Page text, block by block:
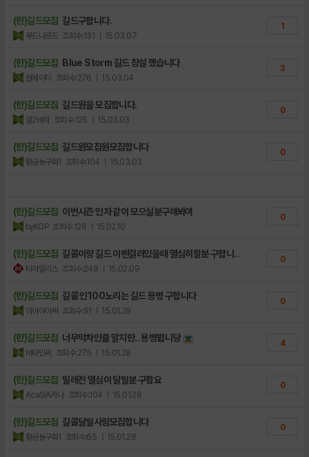
(한)길드모집 길드구합니다.
루드나르드 조회수:131 | 15.03.07
1
(한)길드모집 Blue Storm 길드 창설 했습니다
원에이티 조회수:276 | 15.03.04
3
(한)길드모집 길드원을 모집합니다.
갤2바하 조회수:125 | 15.03.03
0
(한)길드모집 길드원모집원모집합니다
황금농구화1 조회수:104 | 15.03.03
0
(한)길드모집 이번시즌 인자 같이 모으실분구해봐여
byKOP 조회수:128 | 15.02.10
0
(한)길드모집 길콜이랑 길드 이벤걸려있을때 열심히할분 구합니..
티아밀리스 조회수:249 | 15.02.09
0
(한)길드모집 길콜 인100노리는 길드 용병 구합니다
아아아아써 조회수:91 | 15.01.29
0
(한)길드모집 너무막차인줄 알지만.. 용병뜁니당
비타민씨 조회수:275 | 15.01.28
4
(한)길드모집 밀레전 열심이 달릴분 구함요
AcaSiA카나 조회수:104 | 15.01.28
0
(한)길드모집 길콜달릴사람모집합니다
황금농구화1 조회수:65 | 15.01.28
0